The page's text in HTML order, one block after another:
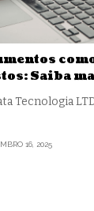
Saiba
Tecnologia
16, 2025